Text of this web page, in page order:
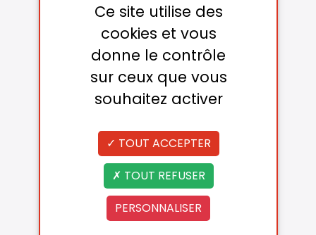
Ce site utilise des
cookies et vous
donne le contrôle
sur ceux que vous
souhaitez activer
TOUT ACCEPTER
TOUT REFUSER
PERSONNALISER